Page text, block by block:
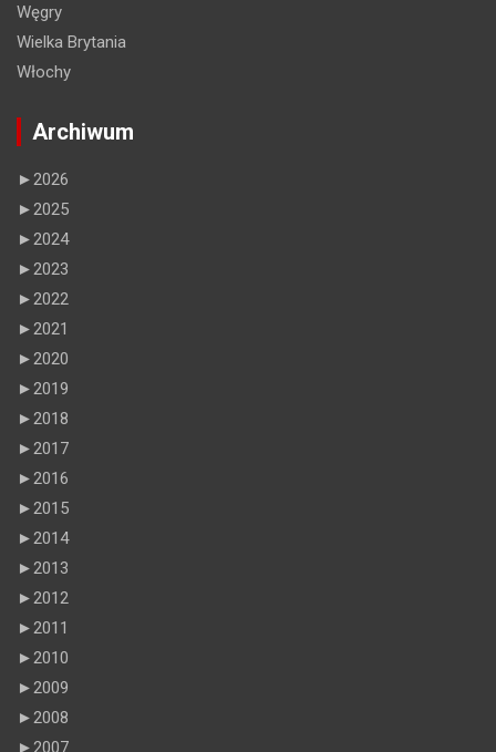
Węgry
Wielka Brytania
Włochy
Archiwum
►2026
►2025
►2024
►2023
►2022
►2021
►2020
►2019
►2018
►2017
►2016
►2015
►2014
►2013
►2012
►2011
►2010
►2009
►2008
► 2007